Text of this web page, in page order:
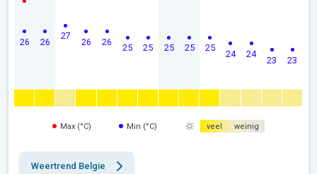
26 26
27
26 26
25 25 25 25 25
24 24
23 23
Max (°C) Min (°C) veel weinig
Weertrend Belgie